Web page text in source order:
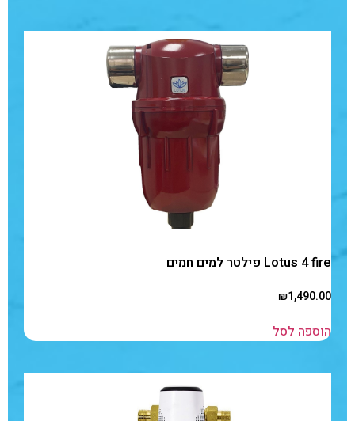
Lotus 4 fire פילטר למים חמים
₪1,490.00
הוספה לסל